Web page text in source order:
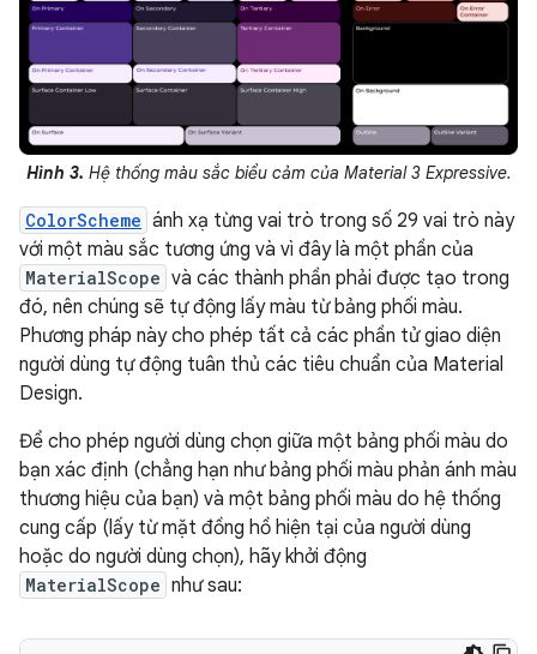
Hình 3. Hệ thống màu sắc biểu cảm của Material 3 Expressive.
ColorScheme ánh xạ từng vai trò trong số 29 vai trò này
với một màu sắc tương ứng và vì đây là một phần của
MaterialScope và các thành phần phải được tạo trong
đó, nên chúng sẽ tự động lấy màu từ bảng phối màu.
Phương pháp này cho phép tất cả các phần tử giao diện
người dùng tự động tuân thủ các tiêu chuẩn của Material
Design.
Để cho phép người dùng chọn giữa một bảng phối màu do
bạn xác định (chẳng hạn như bảng phối màu phản ánh màu
thương hiệu của bạn) và một bảng phối màu do hệ thống
cung cấp (lấy từ mặt đồng hồ hiện tại của người dùng
hoặc do người dùng chọn), hãy khởi động
MaterialScope như sau: